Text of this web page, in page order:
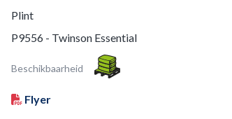
Plint
P9556 - Twinson Essential
Beschikbaarheid
Flyer